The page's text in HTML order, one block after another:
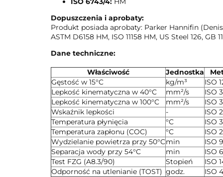
Dopuszczenia i aprobaty:
Produkt posiada aprobaty: Parker Hannifin
ASTM D6158 HM, ISO 11158 HM, US Steel 126, GB
Dane techniczne:
Właściwość Jednostka
Gęstość w 15°C
kg/m³
ISO
Lepkość kinematyczna w 40°C
mm²/s
ISO
Lepkość kinematyczna w 100°C
mm²/s
ISO
Wskaźnik lepkości
-
ISO
Temperatura płynięcia
°C
ISO
Temperatura zapłonu (COC)
°C
ISO
Wydzielanie powietrza przy 50°Cmin
ISO
Separacja wody przy 54°C
min
ISO
Test FZG (A8.3/90)
Stopień
ISO
Odporność na utlenianie (TOST) godz.
ISO